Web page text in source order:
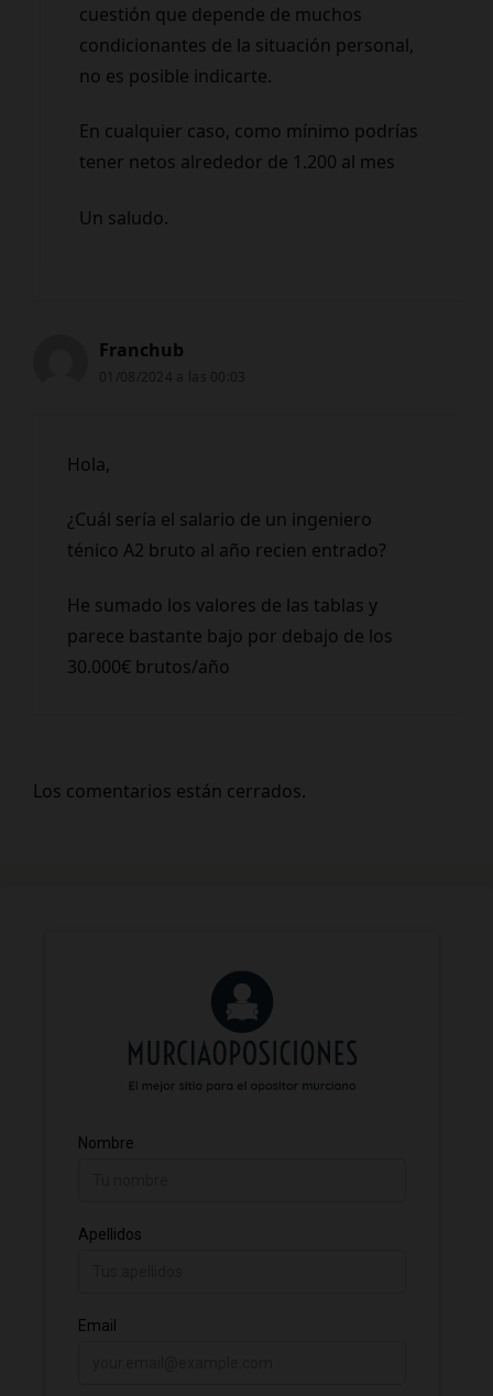
cuestión que depende de muchos
condicionantes de la situación personal,
no es posible indicarte.
En cualquier caso, como mínimo podrías
tener netos alrededor de 1.200 al mes
Un saludo.
Franchub
01/08/2024 a las 00:03
Hola,
¿Cuál sería el salario de un ingeniero
ténico A2 bruto al año recien entrado?
He sumado los valores de las tablas y
parece bastante bajo por debajo de los
30.000€ brutos/año
Los comentarios están cerrados.